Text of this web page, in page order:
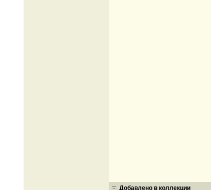
Добавлено в коллекции